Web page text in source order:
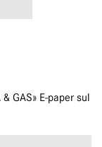
GAS» E-paper sul